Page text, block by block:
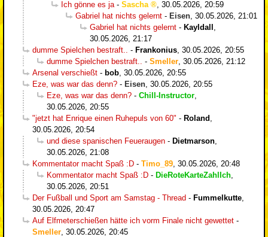
Ich gönne es ja - Sascha
30.05.2026, 20:59
Gabriel hat nichts gelernt - Eisen 30.05.2026, 21:01
Gabriel hat nichts gelernt - Kayldall
30.05.2026, 21:17
dumme Spielchen bestraft..
- Frankonius 30.05.2026, 20:55
dumme Spielchen bestraft..
- Smeller 30.05.2026, 21:12
Arsenal verschießt - bob 30.05.2026, 20:55
Eze, was war das denn? - Eisen 30.05.2026, 20:55
Eze, was war das denn? - Chill-Instructor
30.05.2026, 20:55
"jetzt hat Enrique einen Ruhepuls von 60" - Roland
30.05.2026, 20:54
und diese spanischen Feueraugen - Dietmarson
30.05.2026, 21:08
Kommentator macht Spaß :D - Timo_89 30.05.2026, 20:48
Kommentator macht Spaß :D - DieRoteKarteZahlIch
30.05.2026, 20:51
Der Fußball und Sport am Samstag - Thread - Fummelkutte
30.05.2026, 20:47
Auf Elfmeterschießen hätte ich vorm Finale nicht gewettet -
Smeller 30.05.2026, 20:45